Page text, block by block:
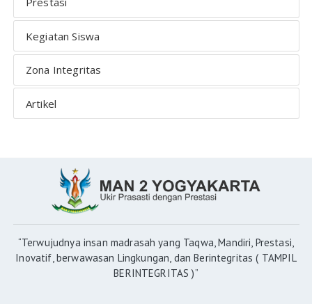
Kegiatan Siswa
Zona Integritas
Artikel
“Terwujudnya insan madrasah yang Taqwa, Mandiri, Prestasi,
Inovatif, berwawasan Lingkungan, dan Berintegritas ( TAMPIL
BERINTEGRITAS )”